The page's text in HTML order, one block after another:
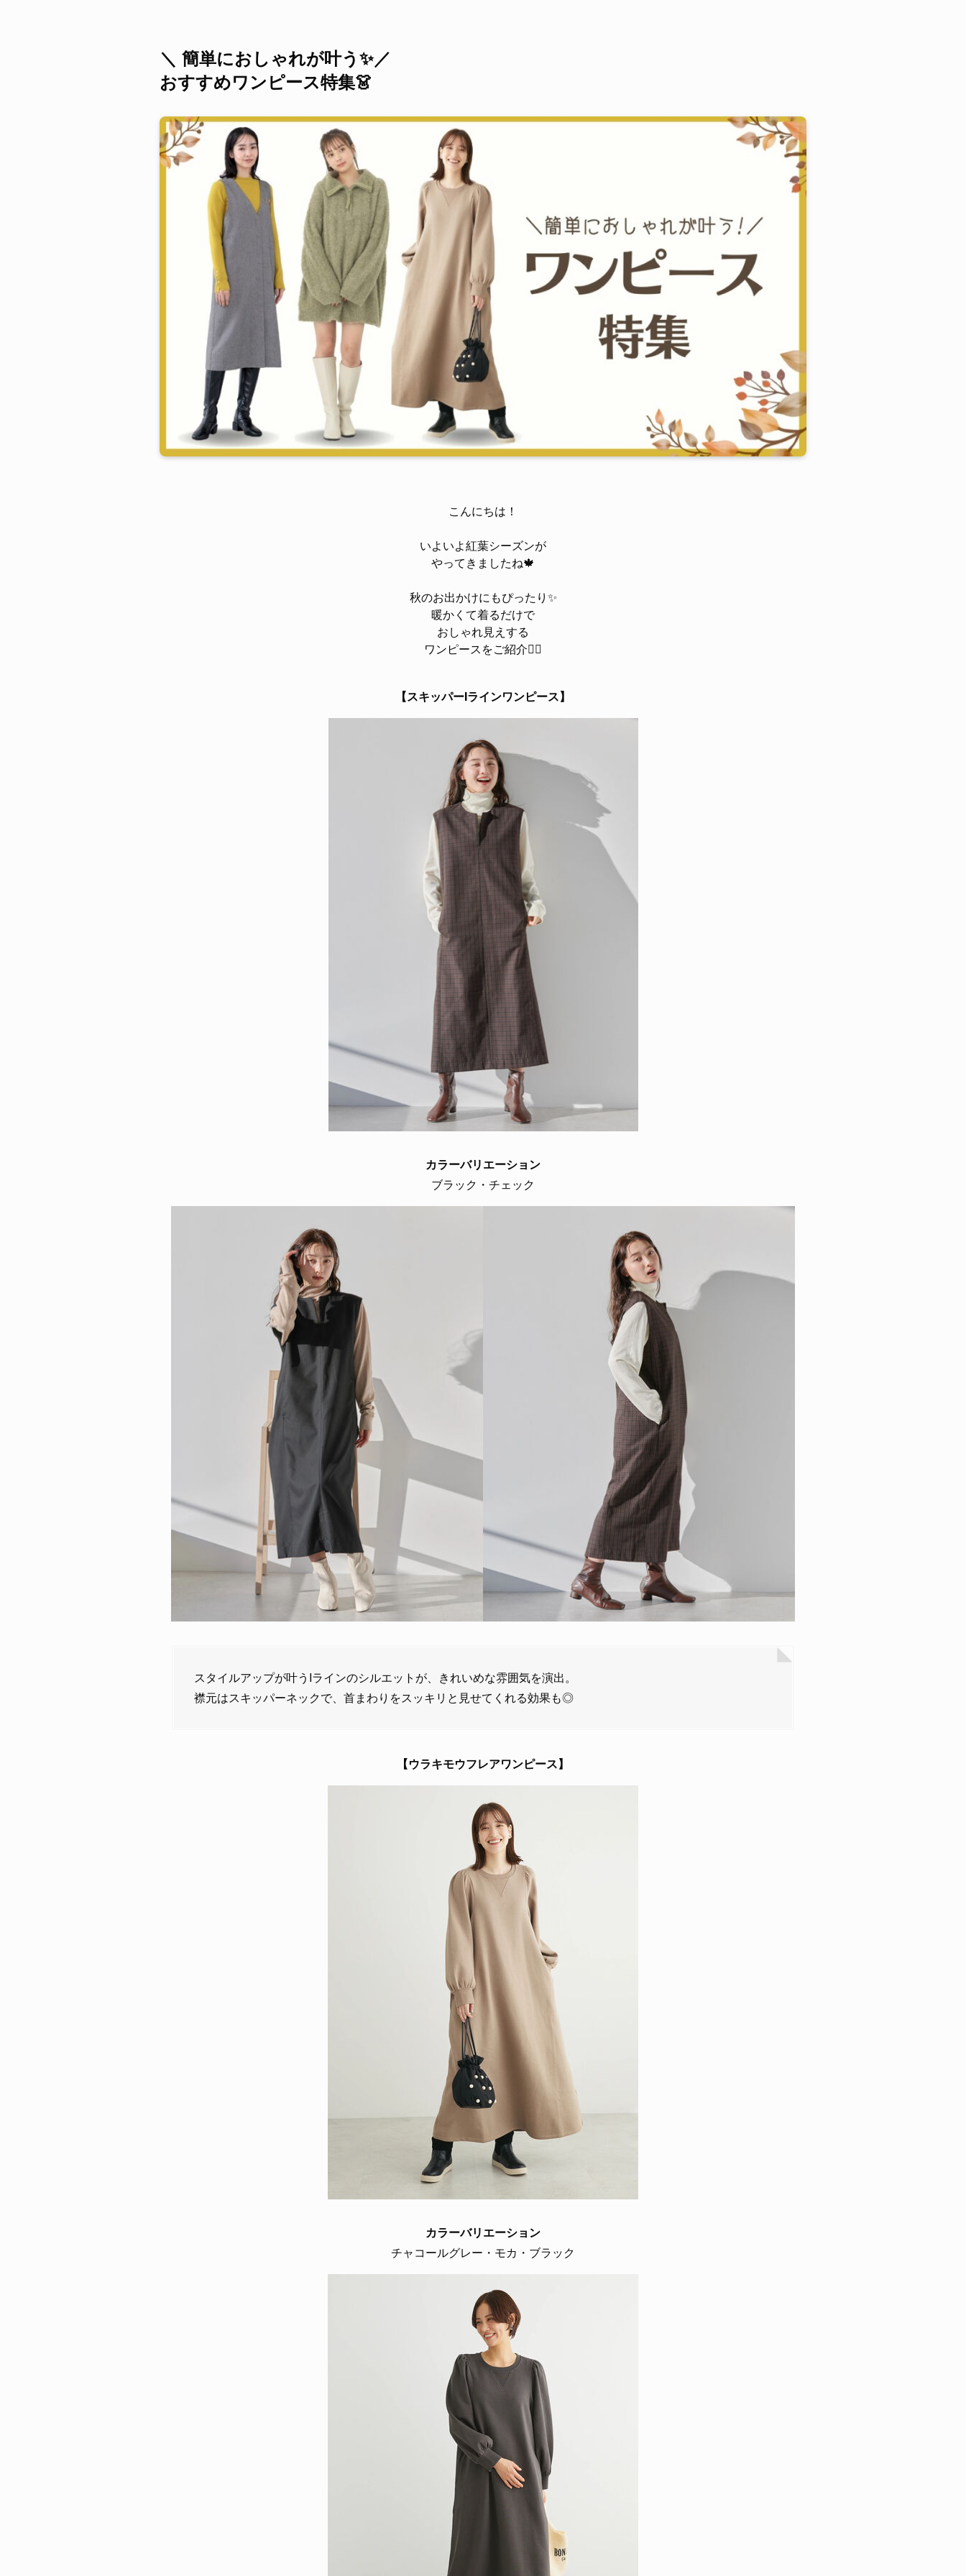
＼ 簡単におしゃれが叶う✨／
おすすめワンピース特集👗
こんにちは！
いよいよ紅葉シーズンが
やってきましたね🍁
秋のお出かけにもぴったり✨
暖かくて着るだけで
おしゃれ見えする
ワンピースをご紹介💁‍♀️
【スキッパーIラインワンピース】
カラーバリエーション
ブラック・チェック
スタイルアップが叶うIラインのシルエットが、きれいめな雰囲気を演出。
襟元はスキッパーネックで、首まわりをスッキリと見せてくれる効果も◎
【ウラキモウフレアワンピース】
カラーバリエーション
チャコールグレー・モカ・ブラック